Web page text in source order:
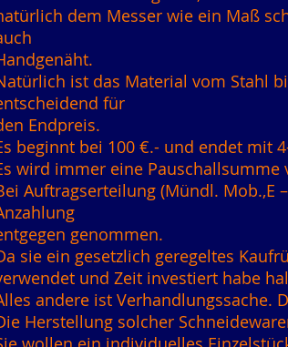
dem Messer wie ein Maß
ist das Material vom Stahl
für
Endpreis.
beginnt bei 100 €.- und endet mit
wird immer eine Pauschallsumme
Auftragserteilung (Mündl. Mob.,E
genommen.
sie ein gesetzlich geregeltes
und Zeit investiert habe
andere ist Verhandlungssache.
Herstellung solcher